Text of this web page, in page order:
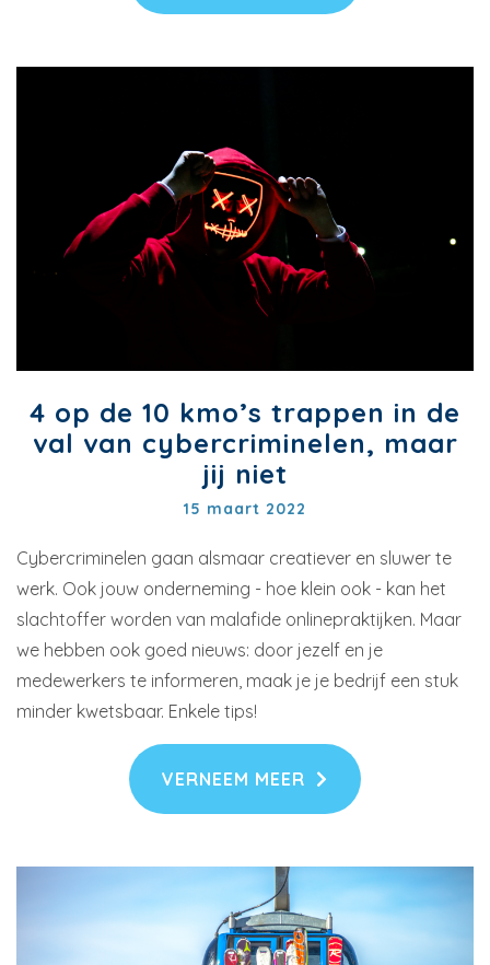
4 op de 10 kmo’s trappen in de
val van cybercriminelen, maar
jij niet
15 maart 2022
Cybercriminelen gaan alsmaar creatiever en sluwer te
werk. Ook jouw onderneming - hoe klein ook - kan het
slachtoffer worden van malafide onlinepraktijken. Maar
we hebben ook goed nieuws: door jezelf en je
medewerkers te informeren, maak je je bedrijf een stuk
minder kwetsbaar. Enkele tips!
VERNEEM MEER